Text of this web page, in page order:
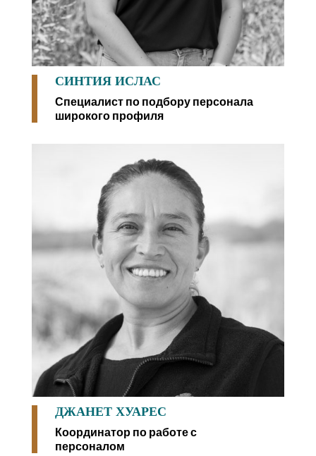
СИНТИЯ ИСЛАС
Специалист по подбору персонала
широкого профиля
ДЖАНЕТ ХУАРЕС
Координатор по работе с
персоналом